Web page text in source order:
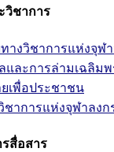
วิชาการ
างวิชาการแห่งจุฬา
และการล่ามเฉลิมพ
เพื่อประชาชน
ชาการแห่งจุฬาลง
สื่อสาร